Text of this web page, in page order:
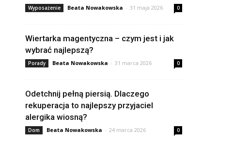
Wyposażenie Beata Nowakowska - 31 maja 2026 0
Wiertarka magentyczna – czym jest i jak
wybrać najlepszą?
Porady Beata Nowakowska - 31 marca 2026 0
Odetchnij pełną piersią. Dlaczego
rekuperacja to najlepszy przyjaciel
alergika wiosną?
Dom Beata Nowakowska - 24 marca 2026 0